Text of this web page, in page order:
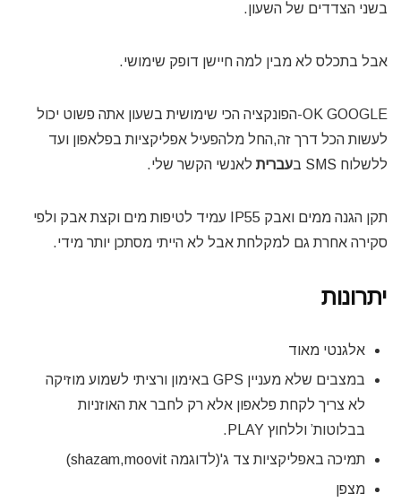
בשני הצדדים של השעון.
אבל בתכלס לא מבין למה חיישן דופק שימושי.
OK GOOGLE-הפונקציה הכי שימושית בשעון אתה פשוט יכול
לעשות הכל דרך זה,החל מלהפעיל אפליקציות בפלאפון ועד
ללשלוח SMS ב
עברית לאנשי הקשר שלי.
תקן הגנה ממים ואבק IP55 עמיד לטיפות מים וקצת אבק ולפי
סקירה אחרת גם למקלחת אבל לא הייתי מסתכן יותר מידי.
יתרונות
אלגנטי מאוד
במצבים שלא מעניין GPS באימון ורציתי לשמוע מוזיקה
לא צריך לקחת פלאפון אלא רק לחבר את האוזניות
בבלוטות’ וללחוץ PLAY.
תמיכה באפליקציות צד ג'(לדוגמה shazam,moovit)
מצפן